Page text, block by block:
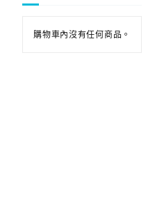
購物車內沒有任何商品。